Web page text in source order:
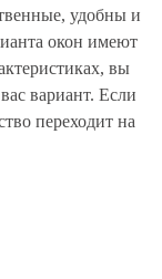
удобны и
окон имеют
вы
вариант. Если
переходит на